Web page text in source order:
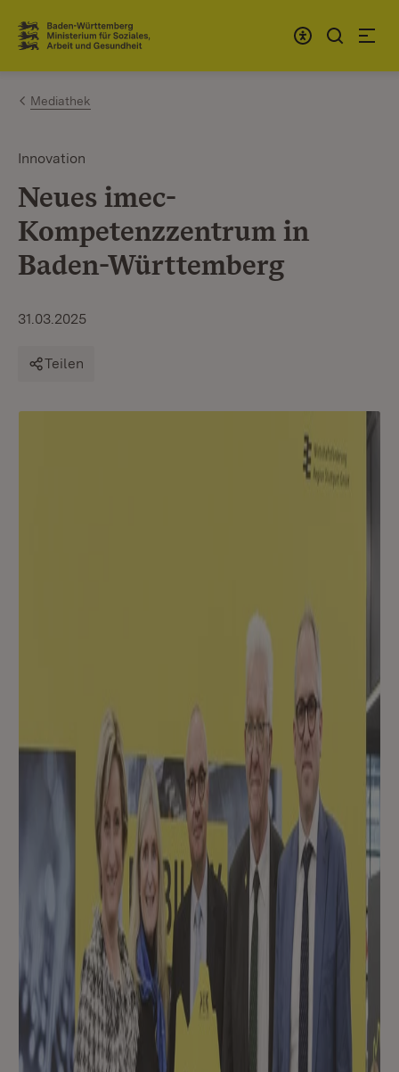
Zum Inhalt springen
Link zur Startseite
Mediathek
Innovation
Neues imec-
Kompetenzzentrum in
Baden-Württemberg
31.03.2025
Teilen